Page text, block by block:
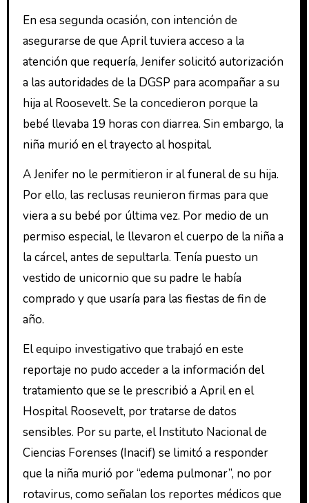
En esa segunda ocasión, con intención de
asegurarse de que April tuviera acceso a la
atención que requería, Jenifer solicitó autorización
a las autoridades de la DGSP para acompañar a su
hija al Roosevelt. Se la concedieron porque la
bebé llevaba 19 horas con diarrea. Sin embargo, la
niña murió en el trayecto al hospital.
A Jenifer no le permitieron ir al funeral de su hija.
Por ello, las reclusas reunieron firmas para que
viera a su bebé por última vez. Por medio de un
permiso especial, le llevaron el cuerpo de la niña a
la cárcel, antes de sepultarla. Tenía puesto un
vestido de unicornio que su padre le había
comprado y que usaría para las fiestas de fin de
año.
El equipo investigativo que trabajó en este
reportaje no pudo acceder a la información del
tratamiento que se le prescribió a April en el
Hospital Roosevelt, por tratarse de datos
sensibles. Por su parte, el Instituto Nacional de
Ciencias Forenses (Inacif) se limitó a responder
que la niña murió por “edema pulmonar”, no por
rotavirus, como señalan los reportes médicos que